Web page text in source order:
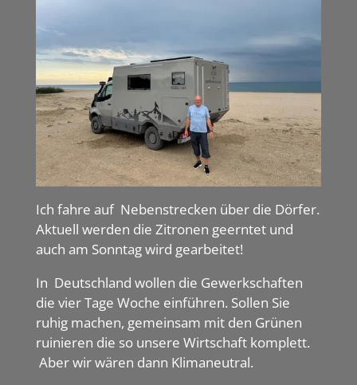
Ich fahre auf Nebenstrecken über die Dörfer.
Aktuell werden die Zitronen geerntet und
auch am Sonntag wird gearbeitet!
In Deutschland wollen die Gewerkschaften
die vier Tage Woche einführen. Sollen Sie
ruhig machen, gemeinsam mit den Grünen
ruinieren die so unsere Wirtschaft komplett.
Aber wir wären dann Klimaneutral.